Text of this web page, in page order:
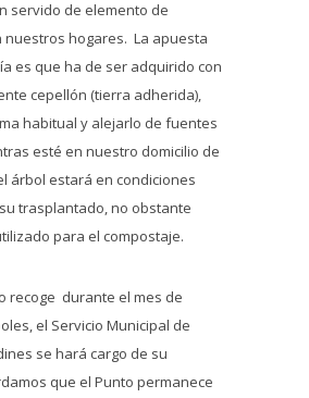
servido de elemento de
nuestros hogares. La apuesta
es que ha de ser adquirido con
cepellón (tierra adherida),
habitual y alejarlo de fuentes
esté en nuestro domicilio de
árbol estará en condiciones
trasplantado, no obstante
para el compostaje.
recoge durante el mes de
el Servicio Municipal de
se hará cargo de su
que el Punto permanece